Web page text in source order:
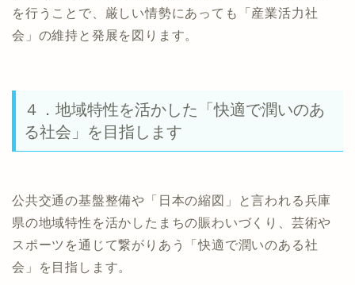
を行うことで、厳しい情勢にあっても「産業活力社
会」の維持と発展を図ります。
４．地域特性を活かした「快適で潤いのあ
る社会」を目指します
公共交通の基盤整備や「日本の縮図」と言われる兵庫
県の地域特性を活かしたまちの賑わいづくり、芸術や
スポーツを通じて繋がりあう「快適で潤いのある社
会」を目指します。